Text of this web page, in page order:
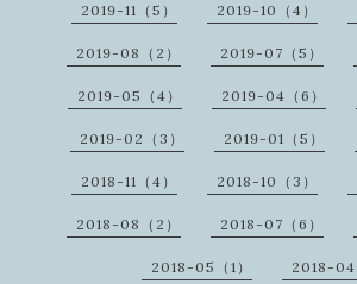
2019-11（5） 2019-10（4）
2019-08（2） 2019-07（5）
2019-05（4） 2019-04（6）
2019-02（3） 2019-01（5）
2018-11（4） 2018-10（3）
2018-08（2） 2018-07（6）
2018-05（1） 2018-04